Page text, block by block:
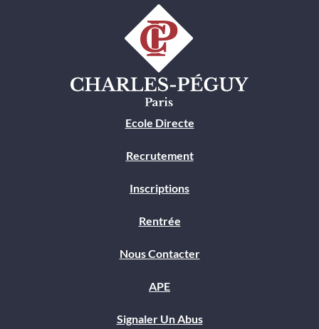
Ecole Directe
Recrutement
Inscriptions
Rentrée
Nous Contacter
APE
Signaler Un Abus